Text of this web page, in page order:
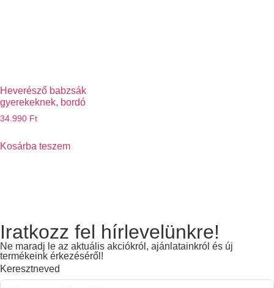
Heverésző babzsák
gyerekeknek, bordó
34.990 Ft
Kosárba teszem
Iratkozz fel hírlevelünkre!
Ne maradj le az aktuális akciókról, ajánlatainkról és új
termékeink érkezéséről!
Keresztneved